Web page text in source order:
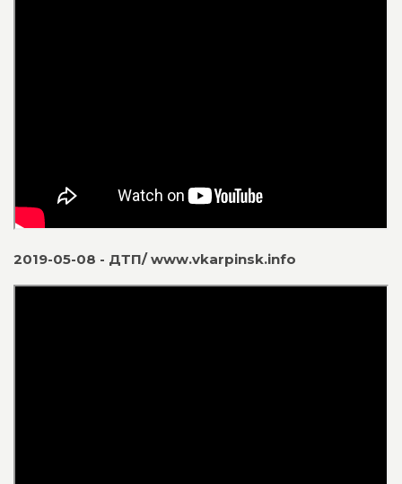
2019-05-08 - ДТП/ www.vkarpinsk.info